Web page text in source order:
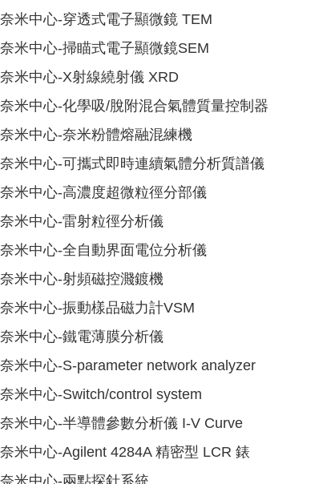
奈米中心-穿透式電子顯微鏡 TEM
奈米中心-掃瞄式電子顯微鏡SEM
奈米中心-X射線繞射儀 XRD
奈米中心-化學吸/脫附混合氣體質量控制器
奈米中心-奈米粉體熔融混練機
奈米中心-可攜式即時連續氣體分析質譜儀
奈米中心-高濃度超微粒徑分部儀
奈米中心-雷射粒徑分析儀
奈米中心-全自動界面電位分析儀
奈米中心-射頻磁控濺鍍機
奈米中心-振動樣品磁力計VSM
奈米中心-鐵電薄膜分析儀
奈米中心-S-parameter network analyzer
奈米中心-Switch/control system
奈米中心-半導體參數分析儀 I-V Curve
奈米中心-Agilent 4284A 精密型 LCR 錶